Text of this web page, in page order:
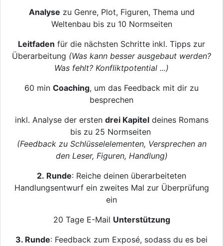
Analyse zu Genre, Plot, Figuren, Thema und
Weltenbau bis zu 10 Normseiten
Leitfaden für die nächsten Schritte inkl. Tipps zur
Überarbeitung (Was kann besser ausgebaut werden?
Was fehlt? Konfliktpotential ...)
60 min Coaching, um das Feedback mit dir zu
besprechen
inkl. Analyse der ersten drei Kapiteldeines Romans
bis zu 25 Normseiten
(Feedback zu Schlüsselelementen, Versprechen an
den Leser, Figuren, Handlung)
2. Runde: Reiche deinen überarbeiteten
Handlungsentwurf ein zweites Mal zur Überprüfung
ein
20 Tage E-Mail Unterstützung
3. Runde: Feedback zum Exposé, sodass du es bei